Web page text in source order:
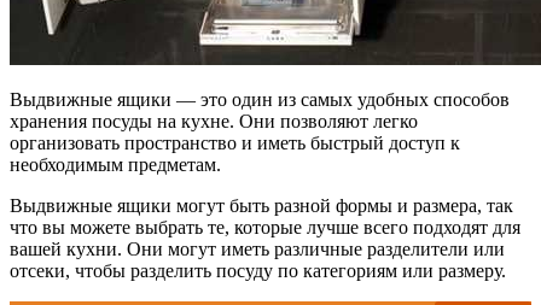
Выдвижные ящики — это один из самых удобных способов
хранения посуды на кухне. Они позволяют легко
организовать пространство и иметь быстрый доступ к
необходимым предметам.
Выдвижные ящики могут быть разной формы и размера, так
что вы можете выбрать те, которые лучше всего подходят для
вашей кухни. Они могут иметь различные разделители или
отсеки, чтобы разделить посуду по категориям или размеру.